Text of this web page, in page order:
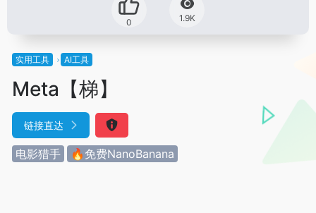
0 1.9K
实用工具 AI工具
Meta【梯】
链接直达
电影猎手 🔥免费NanoBanana